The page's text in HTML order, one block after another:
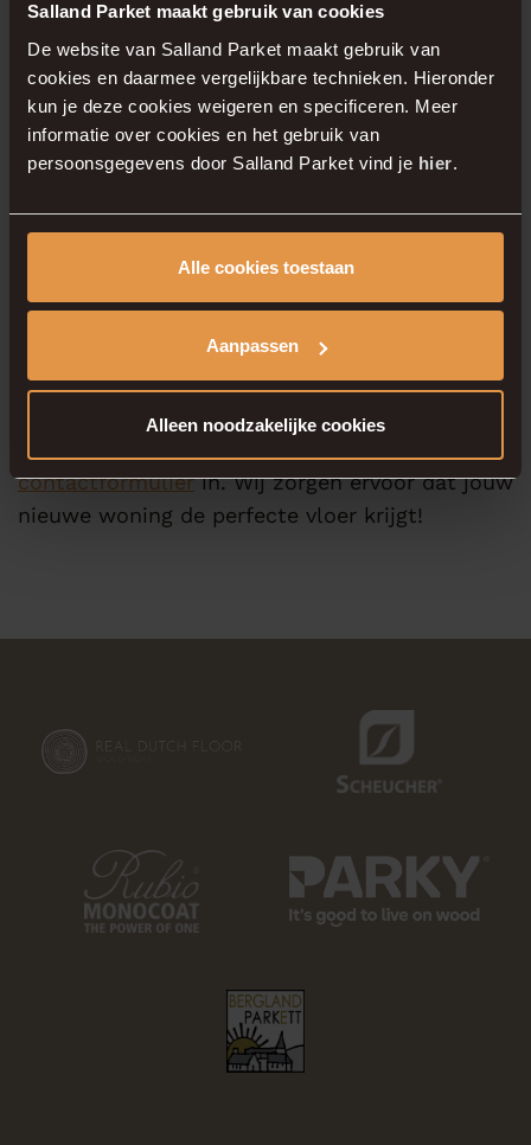
Salland Parket maakt gebruik van cookies
De website van Salland Parket maakt gebruik van
cookies en daarmee vergelijkbare technieken. Hieronder
kun je deze cookies weigeren en specificeren. Meer
informatie over cookies en het gebruik van
persoonsgegevens door Salland Parket vind je hier.
Alle cookies toestaan
Aanpassen
Alleen noodzakelijke cookies
Maak een afspraak en
ontdek de
mogelijkheden
voorzien van een vloer die warmte, comfort en
professionele plaatsing.
contactformulierin. Wij zorgen ervoor dat jouw
nieuwe woning de perfecte vloer krijgt!